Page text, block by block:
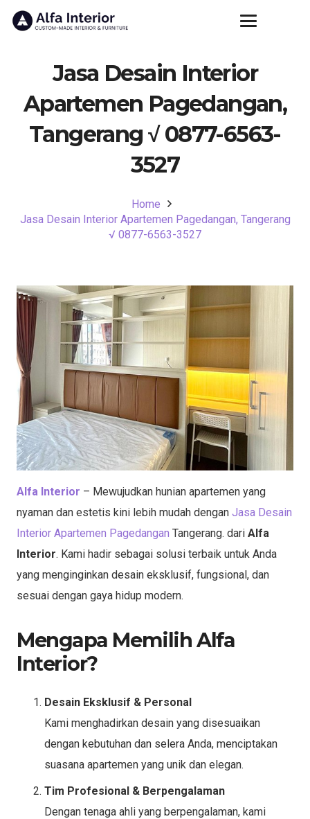
Jasa Desain Interior
Apartemen Pagedangan,
Tangerang √ 0877-6563-
3527
Home
Jasa Desain Interior Apartemen Pagedangan, Tangerang
√ 0877-6563-3527
Alfa Interior – Mewujudkan hunian apartemen yang
nyaman dan estetis kini lebih mudah dengan Jasa Desain
Interior Apartemen Pagedangan Tangerang. dari Alfa
Interior. Kami hadir sebagai solusi terbaik untuk Anda
yang menginginkan desain eksklusif, fungsional, dan
sesuai dengan gaya hidup modern.
Mengapa Memilih Alfa
Interior?
Desain Eksklusif & Personal
Kami menghadirkan desain yang disesuaikan
dengan kebutuhan dan selera Anda, menciptakan
suasana apartemen yang unik dan elegan.
Tim Profesional & Berpengalaman
Dengan tenaga ahli yang berpengalaman, kami